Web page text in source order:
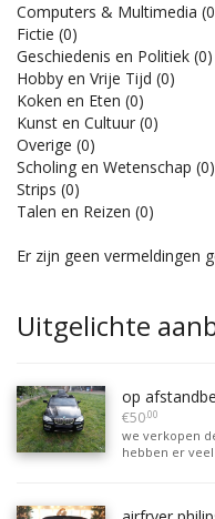
Computers & Multimedia
Fictie (0)
Geschiedenis en Politiek (0)
Hobby en Vrije Tijd (0)
Koken en Eten (0)
Kunst en Cultuur (0)
Overige (0)
Scholing en Wetenschap (0)
Strips (0)
Talen en Reizen (0)
Er zijn geen vermeldingen
Uitgelichte
op
€50.00
we verkopen
hebben er